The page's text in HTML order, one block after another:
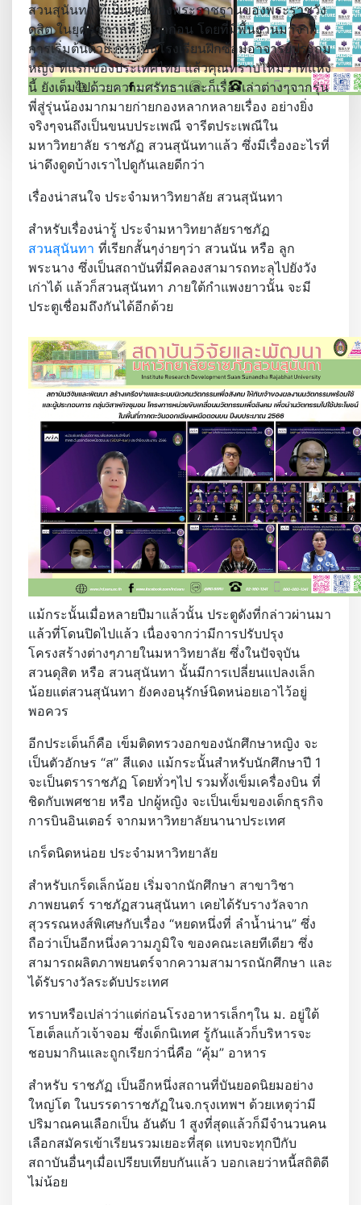
…Read More
สวนสุนันทา ที่เป็นเขตของพระราชฐานของพระราชวัง
ดุสิต ในยุครัชกาลที่ 5 มาก่อน โดยที่มีพื้นฐานมาจาก
การเริ่มต้นด้วย การเป็นโรงเรียนฝึกซ้อมอาจารย์ประถม
หญิง ที่แรกของประเทศไทย แล้วคุณทราบไหมว่าที่แห่ง
นี้ ยังเต็มไปด้วยความศรัทธาและก็เรื่องเล่าต่างๆจากรุ่น
พี่สู่รุ่นน้องมากมายก่ายกองหลากหลายเรื่อง อย่างยิ่ง
จริงๆจนถึงเป็นขนบประเพณี จารีตประเพณีใน
มหาวิทยาลัย ราชภัฏ สวนสุนันทาแล้ว ซึ่งมีเรื่องอะไรที่
น่าดึงดูดบ้างเราไปดูกันเลยดีกว่า
เรื่องน่าสนใจ ประจำมหาวิทยาลัย สวนสุนันทา
สำหรับเรื่องน่ารู้ ประจำมหาวิทยาลัยราชภัฏ
สวนสุนันทา ที่เรียกสั้นๆง่ายๆว่า สวนนัน หรือ ลูก
พระนาง ซึ่งเป็นสถาบันที่มีคลองสามารถทะลุไปยังวัง
เก่าได้ แล้วก็สวนสุนันทา ภายใต้กำแพงยาวนั้น จะมี
ประตูเชื่อมถึงกันได้อีกด้วย
แม้กระนั้นเมื่อหลายปีมาแล้วนั้น ประตูดังที่กล่าวผ่านมา
แล้วที่โดนปิดไปแล้ว เนื่องจากว่ามีการปรับปรุง
โครงสร้างต่างๆภายในมหาวิทยาลัย ซึ่งในปัจจุบัน
สวนดุสิต หรือ สวนสุนันทา นั้นมีการเปลี่ยนแปลงเล็ก
น้อยแต่สวนสุนันทา ยังคงอนุรักษ์นิดหน่อยเอาไว้อยู่
พอควร
อีกประเด็นก็คือ เข็มติดทรวงอกของนักศึกษาหญิง จะ
เป็นตัวอักษร “ส” สีแดง แม้กระนั้นสำหรับนักศึกษาปี 1
จะเป็นตราราชภัฏ โดยทั่วๆไป รวมทั้งเข็มเครื่องบิน ที่
ชิดกับเพศชาย หรือ ปกผู้หญิง จะเป็นเข็มของเด็กธุรกิจ
การบินอินเตอร์ จากมหาวิทยาลัยนานาประเทศ
เกร็ดนิดหน่อย ประจำมหาวิทยาลัย
สำหรับเกร็ดเล็กน้อย เริ่มจากนักศึกษา สาขาวิชา
ภาพยนตร์ ราชภัฏสวนสุนันทา เคยได้รับรางวัลจาก
สุวรรณหงส์พิเศษกับเรื่อง “หยดหนึ่งที่ ลำน้ำน่าน” ซึ่ง
ถือว่าเป็นอีกหนึ่งความภูมิใจ ของคณะเลยทีเดียว ซึ่ง
สามารถผลิตภาพยนตร์จากความสามารถนักศึกษา และ
ได้รับรางวัลระดับประเทศ
ทราบหรือเปล่าว่าแต่ก่อนโรงอาหารเล็กๆใน ม. อยู่ใต้
โฮเต็ลแก้วเจ้าจอม ซึ่งเด็กนิเทศ รู้กันแล้วก็บริหารจะ
ชอบมากินและถูกเรียกว่านี่คือ “คุ้ม” อาหาร
สำหรับ ราชภัฏ เป็นอีกหนึ่งสถานที่บันยอดนิยมอย่าง
ใหญ่โต ในบรรดาราชภัฏในจ.กรุงเทพฯ ด้วยเหตุว่ามี
ปริมาณคนเลือกเป็น อันดับ 1 สูงที่สุดแล้วก็มีจำนวนคน
เลือกสมัครเข้าเรียนรวมเยอะที่สุด แทบจะทุกปีกับ
สถาบันอื่นๆเมื่อเปรียบเทียบกันแล้ว บอกเลยว่าหนี้สถิติดี
ไม่น้อย